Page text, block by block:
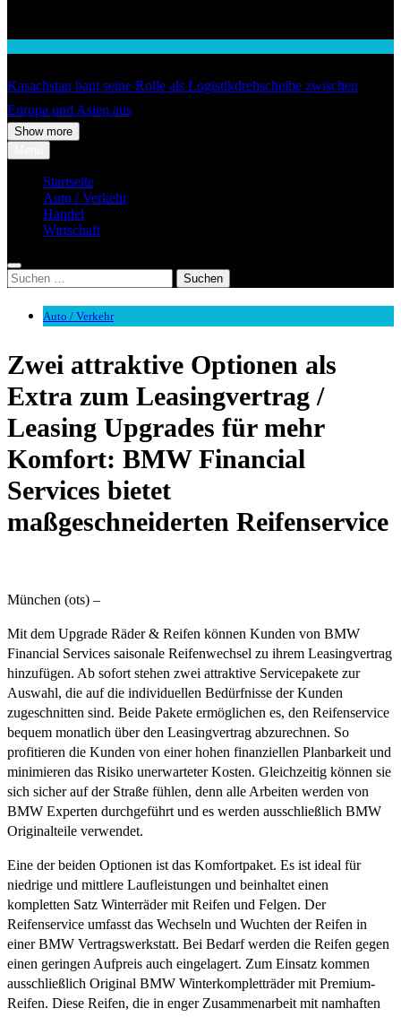
Kasachstan baut seine Rolle als Logistikdrehscheibe zwischen
Europa und Asien aus
Show more
Startseite
Auto / Verkehr
Handel
Wirtschaft
Suchen
nach:
Auto / Verkehr
Zwei attraktive Optionen als
Extra zum Leasingvertrag /
Leasing Upgrades für mehr
Komfort: BMW Financial
Services bietet
maßgeschneiderten Reifenservice
München (ots) –
Mit dem Upgrade Räder & Reifen können Kunden von BMW
Financial Services saisonale Reifenwechsel zu ihrem Leasingvertrag
hinzufügen. Ab sofort stehen zwei attraktive Servicepakete zur
Auswahl, die auf die individuellen Bedürfnisse der Kunden
zugeschnitten sind. Beide Pakete ermöglichen es, den Reifenservice
bequem monatlich über den Leasingvertrag abzurechnen. So
profitieren die Kunden von einer hohen finanziellen Planbarkeit und
minimieren das Risiko unerwarteter Kosten. Gleichzeitig können sie
sich sicher auf der Straße fühlen, denn alle Arbeiten werden von
BMW Experten durchgeführt und es werden ausschließlich BMW
Originalteile verwendet.
Eine der beiden Optionen ist das Komfortpaket. Es ist ideal für
niedrige und mittlere Laufleistungen und beinhaltet einen
kompletten Satz Winterräder mit Reifen und Felgen. Der
Reifenservice umfasst das Wechseln und Wuchten der Reifen in
einer BMW Vertragswerkstatt. Bei Bedarf werden die Reifen gegen
einen geringen Aufpreis auch eingelagert. Zum Einsatz kommen
ausschließlich Original BMW Winterkompletträder mit Premium-
Reifen. Diese Reifen, die in enger Zusammenarbeit mit namhaften